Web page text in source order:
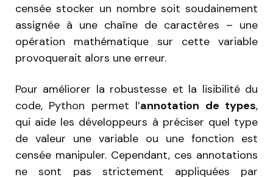
censée stocker un nombre soit soudainement
assignée à une chaîne de caractères – une
opération mathématique sur cette variable
provoquerait alors une erreur.
Pour améliorer la robustesse et la lisibilité du
code, Python permet l’annotation de types,
qui aide les développeurs à préciser quel type
de valeur une variable ou une fonction est
censée manipuler. Cependant, ces annotations
ne sont pas strictement appliquées par